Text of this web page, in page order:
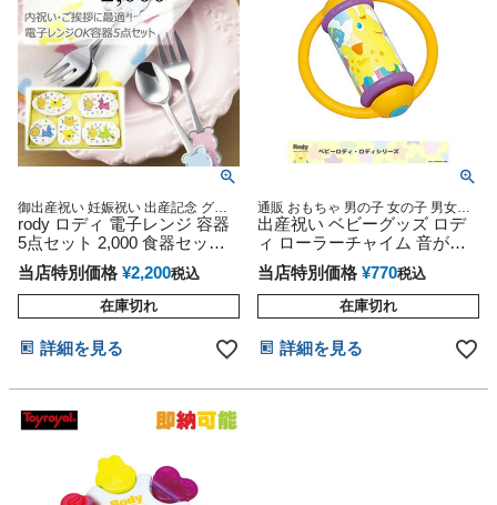
御出産祝い 妊娠祝い 出産記念 グッ
ズ 彼女 誕生日
rody ロディ 電子レンジ 容器
5点セット 2,000 食器セット
日本製
当店特別価格 ¥2,200税込
在庫切れ
詳細を見る
通販 おもちゃ 男の子 女の子 男女兼
用 クリスマス プレゼント かわいい
人気 ランキング 男 女 記念日 お誕生
日 ご褒美 お祝い 入園 入学
出産祝い ベビーグッズ ロデ
ィ ローラーチャイム 音が鳴
る おもちゃ オモチャ 玩具 ラ
ッピング 赤ちゃん 乳児 男の
子 女の子 rody プレゼント イ
ンスタ
当店特別価格 ¥770税込
在庫切れ
詳細を見る